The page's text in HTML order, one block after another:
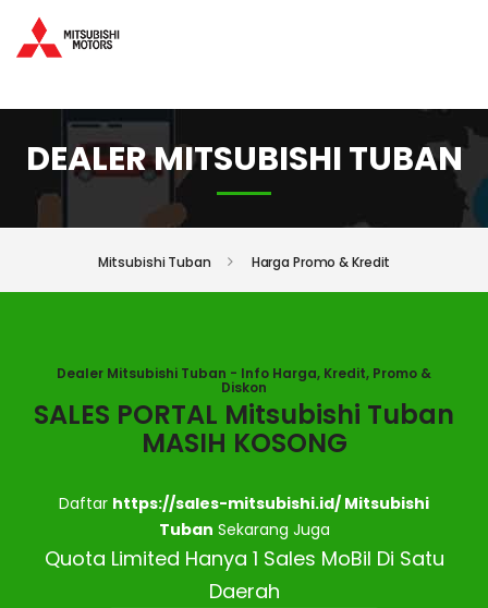
DEALER MITSUBISHI TUBAN
Mitsubishi Tuban Harga Promo & Kredit
Dealer Mitsubishi Tuban - Info Harga, Kredit, Promo &
Diskon
SALES PORTAL Mitsubishi Tuban
MASIH KOSONG
Daftar https://sales-mitsubishi.id/ Mitsubishi
Tuban Sekarang Juga
Quota Limited Hanya 1 Sales MoBil Di Satu
Daerah